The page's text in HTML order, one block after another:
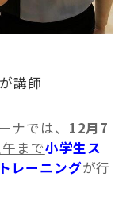
講師
ナでは、 12月7
まで小学生ス
レーニングが行